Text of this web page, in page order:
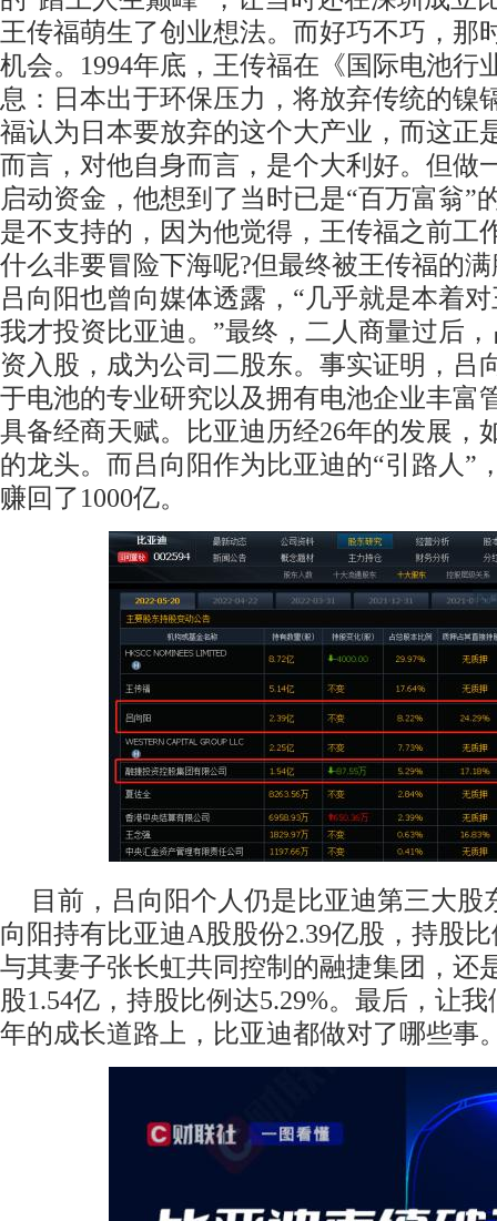
王传福萌生了创业想法。而好巧不巧，那
机会。1994年底，王传福在《国际电池行
息：日本出于环保压力，将放弃传统的镍
福认为日本要放弃的这个大产业，而这正
而言，对他自身而言，是个大利好。但做
启动资金，他想到了当时已是“百万富翁”
是不支持的，因为他觉得，王传福之前工
什么非要冒险下海呢?但最终被王传福的
吕向阳也曾向媒体透露，“几乎就是本着
我才投资比亚迪。”最终，二人商量过后
资入股，成为公司二股东。事实证明，吕
于电池的专业研究以及拥有电池企业丰富
具备经商天赋。比亚迪历经26年的发展，
的龙头。而吕向阳作为比亚迪的“引路人”
赚回了1000亿。
目前，吕向阳个人仍是比亚迪第三大股
向阳持有比亚迪A股股份2.39亿股，持股
与其妻子张长虹共同控制的融捷集团，还
股1.54亿，持股比例达5.29%。最后，让
年的成长道路上，比亚迪都做对了哪些事